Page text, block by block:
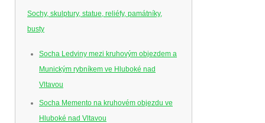
Sochy, skulptury, statue, reliéfy, památníky,
busty
Socha Ledviny mezi kruhovým objezdem a
Munickým rybníkem ve Hluboké nad
Vltavou
Socha Memento na kruhovém objezdu ve
Hluboké nad Vltavou